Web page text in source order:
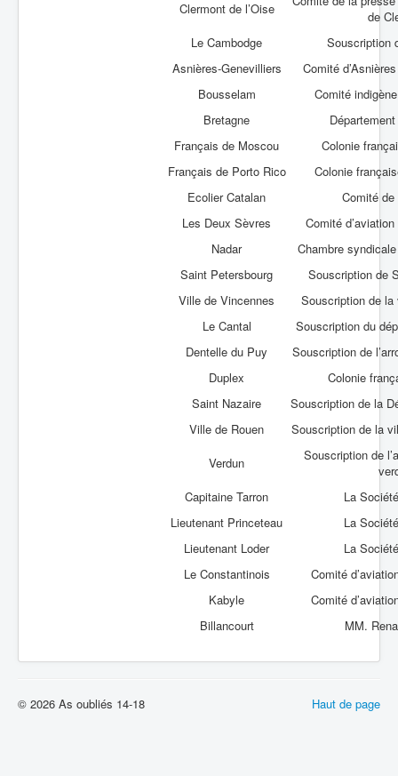
Clermont de l’Oise
de
Le Cambodge
Souscription
Asnières-Genevilliers
Comité
Bousselam
Comité
Bretagne
Français de Moscou
Colonie
Français de Porto Rico
Colonie
Ecolier Catalan
Comité de
Les Deux Sèvres
Comité
Nadar
Chambre
Saint Petersbourg
Souscription de
Ville de Vincennes
Souscription de
Le Cantal
Souscription du
Dentelle du Puy
Souscription de
Duplex
Colonie
Saint Nazaire
Souscription de la
Ville de Rouen
Souscription de la
Verdun
Souscription de
Capitaine Tarron
La
Lieutenant Princeteau
La
Lieutenant Loder
La
Le Constantinois
Comité
Kabyle
Comité
Billancourt
MM.
Haut de page
© 2026 As oubliés 14-18